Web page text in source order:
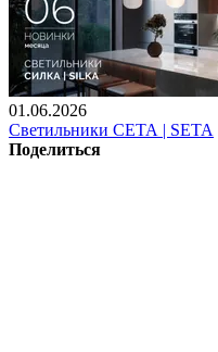
01.06.2026
Светильники СЕТА | SETA
Поделиться